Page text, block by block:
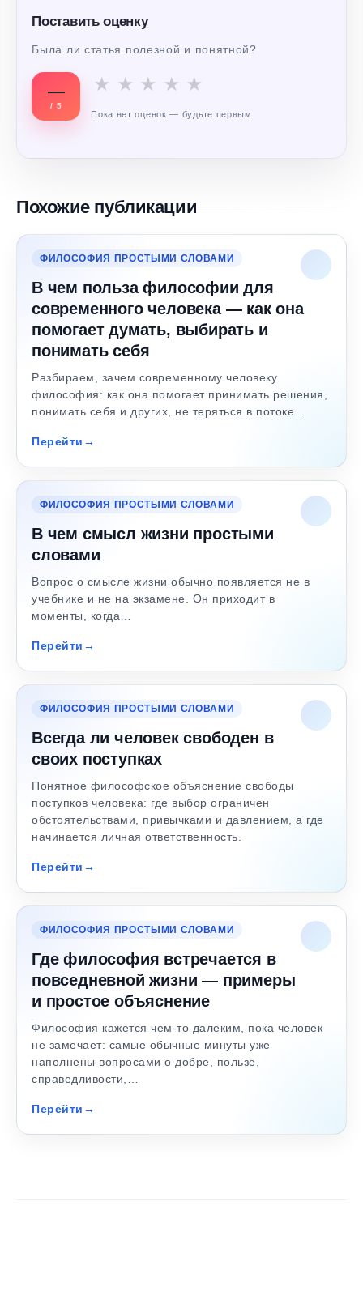
Поставить оценку
Была ли статья полезной и понятной?
—
/ 5
★ ★ ★ ★ ★
Пока нет оценок — будьте первым
Похожие публикации
ФИЛОСОФИЯ ПРОСТЫМИ СЛОВАМИ
В чем польза философии для
современного человека — как она
помогает думать, выбирать и
понимать себя
Разбираем, зачем современному человеку
философия: как она помогает принимать решения,
понимать себя и других, не теряться в потоке…
Перейти
ФИЛОСОФИЯ ПРОСТЫМИ СЛОВАМИ
В чем смысл жизни простыми
словами
Вопрос о смысле жизни обычно появляется не в
учебнике и не на экзамене. Он приходит в
моменты, когда…
Перейти
ФИЛОСОФИЯ ПРОСТЫМИ СЛОВАМИ
Всегда ли человек свободен в
своих поступках
Понятное философское объяснение свободы
поступков человека: где выбор ограничен
обстоятельствами, привычками и давлением, а где
начинается личная ответственность.
Перейти
ФИЛОСОФИЯ ПРОСТЫМИ СЛОВАМИ
Где философия встречается в
повседневной жизни — примеры
и простое объяснение
Философия кажется чем-то далеким, пока человек
не замечает: самые обычные минуты уже
наполнены вопросами о добре, пользе,
справедливости,…
Перейти